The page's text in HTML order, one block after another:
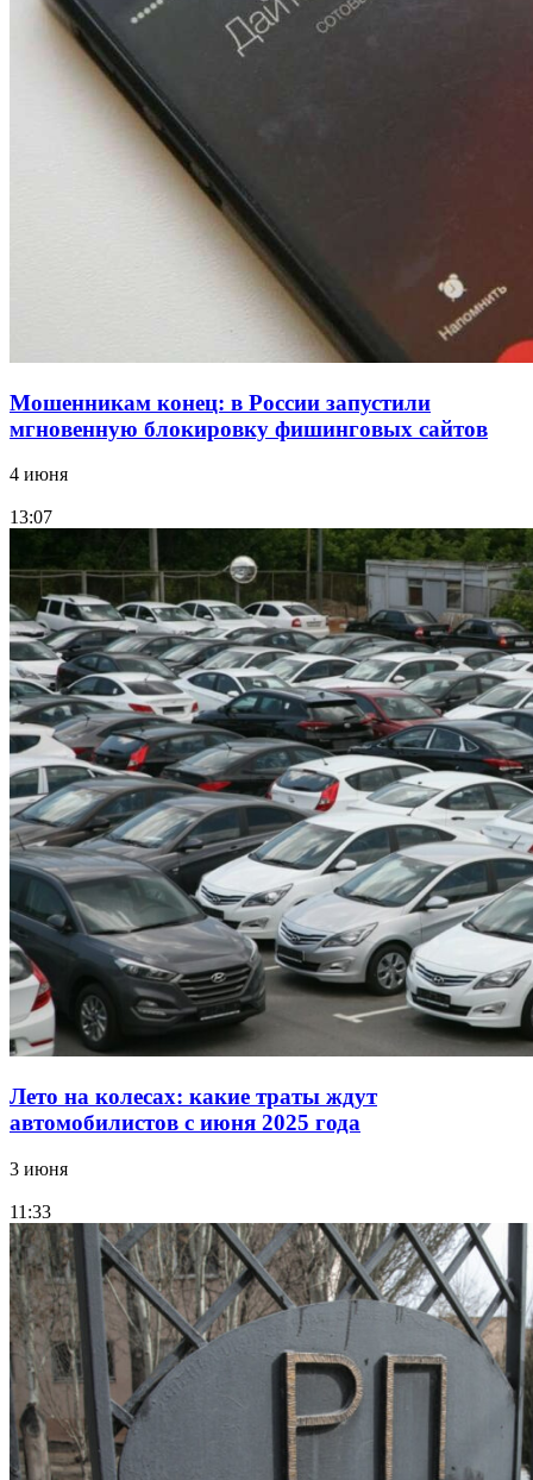
Сладкий праздник в Волгограде: в Центральном
парке прошёл фестиваль „Арбузный переполох“
Волгоградские компании нарастили экспорт:
заключены контракты на 3,6 млн долларов
Мошенникам конец: в России запустили
мгновенную блокировку фишинговых сайтов
4 июня
13:07
Лето на колесах: какие траты ждут
автомобилистов с июня 2025 года
3 июня
11:33